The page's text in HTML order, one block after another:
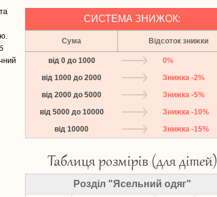
СИСТЕМА ЗНИЖОК:
Сума Відсоток знижки
від 0 до 1000
0%
від 1000 до 2000
Знижка -2%
від 2000 до 5000
Знижка -5%
від 5000 до 10000
Знижка -10%
від 10000
Знижка -15%
Таблиця розмірів (для дітей)
Розділ "Ясельний одяг"